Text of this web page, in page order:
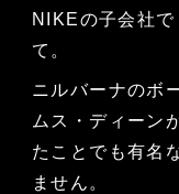
NIKEの子会社
て。
ニルバーナのボ
ムス・ディーン
たことでも有名
ません。